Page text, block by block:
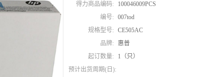
得力商品编码:
100046009PCS
编号:
007tod
规格型号:
CE505AC
品牌:
惠普
起订数量:
1（只）
预计出货周期(日):